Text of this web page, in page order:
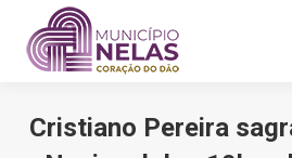
Cristiano Pereira